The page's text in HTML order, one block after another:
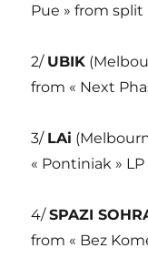
Pue » from split
2/ UBIK
from « Next
3/ LAi
« Pontiniak » LP
4/SPAZI
from « Bez